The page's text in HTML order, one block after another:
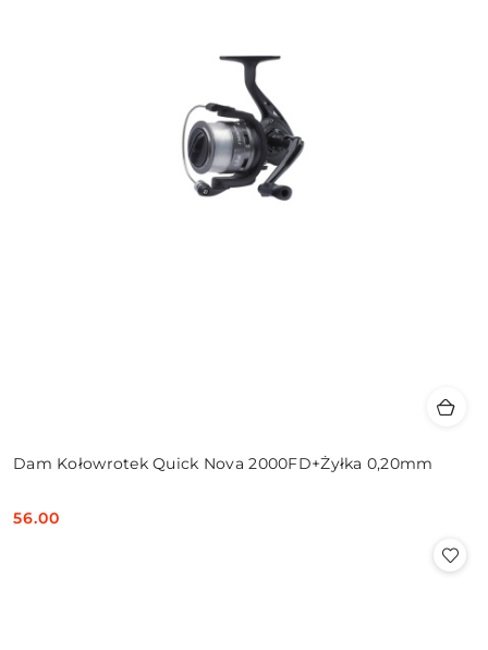
Dam Kołowrotek Quick Nova 2000FD+Żyłka 0,20mm
Cena:
56.00